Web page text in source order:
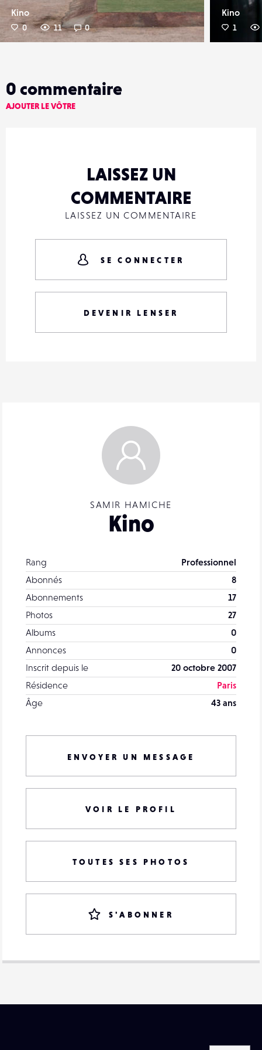
Kino
0 11 0
Kino
1
SAMIR HAMICHE
Kino
Rang
Professionnel
Abonnés
8
Abonnements
17
Photos
27
Albums
0
Annonces
0
Inscrit depuis le
20 octobre 2007
Résidence
Paris
Âge
43 ans
ENVOYER UN MESSAGE
VOIR LE PROFIL
TOUTES SES PHOTOS
S'ABONNER
0 commentaire
AJOUTER LE VÔTRE
LAISSEZ UN
COMMENTAIRE
LAISSEZ UN COMMENTAIRE
SE CONNECTER
DEVENIR LENSER